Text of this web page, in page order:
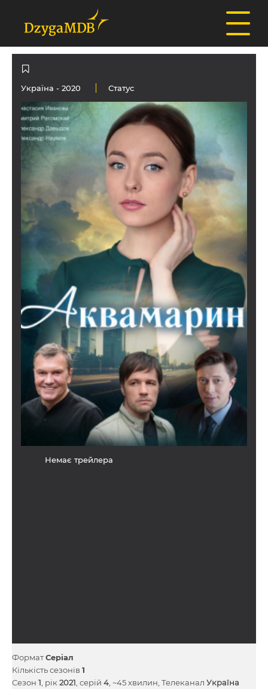
Україна - 2020 Статус
Немає трейлера
ФорматСеріал
Кількість сезонів 1
Сезон 1 , рік 2021 , серій 4 , ~45 хвилин, Телеканал Україна